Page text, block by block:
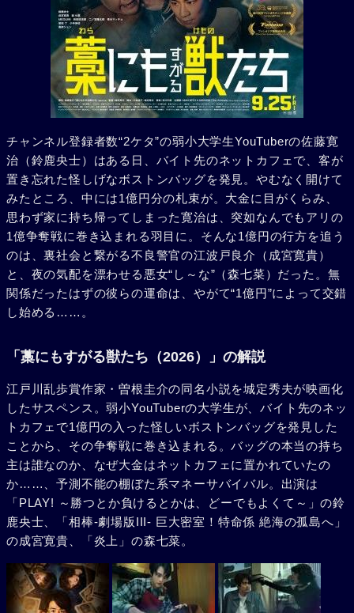
チャンネル登録者数“2ケタ”の弱小大学生YouTuberの佐藤寛
治（鈴鹿央士）はある日、バイト先のネットカフェで、客が
置き忘れた怪しげなボストンバッグを発見。やむなく開けて
みたところ、中には1億円分の札束が。大金に目がくらみ、
思わず家に持ち帰ってしまった寛治は、突如なんでもアリの
1億争奪戦に巻き込まれる羽目に。そんな1億円の行方を追う
のは、裏社会と繋がる不良警官の江波戸良介（成宮寛貴）
と、夜の気配を漂わせる悪女“し～な”（森七菜）だった。無
関係だったはずの彼らの運命は、やがて“1億円”によって交錯
し始める……。
「藁にもすがる獣たち（2026）」の解説
江戸川乱歩賞作家・曽根圭介の同名小説を城定秀夫が映画化
したサスペンス。弱小YouTuberの大学生が、バイト先のネッ
トカフェで1億円の入った怪しいボストンバッグを発見した
ことから、その争奪戦に巻き込まれる。バッグの本当の持ち
主は誰なのか、なぜ大金はネットカフェに置かれていたの
か……、予測不能の棚ぼた系マネーサバイバル。出演は
「PLAY! ～勝つとか負けるとかは、どーでもよくて～」の鈴
鹿央士、「相棒-劇場版III- 巨大密室！特命係 絶海の孤島へ」
の成宮寛貴、「炎上」の森七菜。